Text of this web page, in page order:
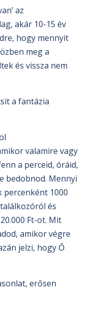
az
akár 10-15 év
hogy mennyit
meg a
és vissza nem
a fantázia
valamire vagy
a perceid, óráid,
bedobnod. Mennyi
percenként 1000
és
20.000 Ft-ot. Mit
amikor végre
jelzi, hogy Ő
erősen